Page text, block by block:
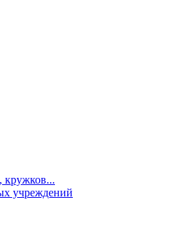
кружков...
учреждений